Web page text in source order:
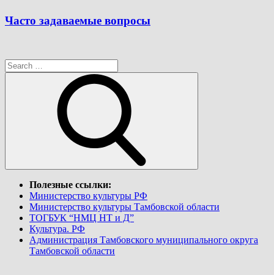
Часто задаваемые вопросы
Search
for:
Полезные ссылки:
Министерство культуры РФ
Министерство культуры Тамбовской области
ТОГБУК “НМЦ НТ и Д”
Культура. РФ
Администрация Тамбовского муниципального округа
Тамбовской области